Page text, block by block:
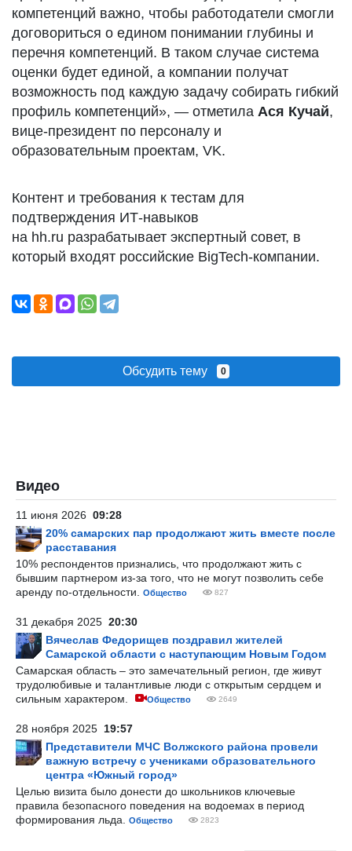
компетенций важно, чтобы работодатели смогли
договориться о едином понимании глубины и
перечня компетенций. В таком случае система
оценки будет единой, а компании получат
возможность под каждую задачу собирать гибкий
профиль компетенций», — отметила Ася Кучай,
вице-президент по персоналу и
образовательным проектам, VK.
Контент и требования к тестам для
подтверждения ИТ-навыков
на hh.ru разрабатывает экспертный совет, в
который входят российские BigTech-компании.
Обсудить тему 0
Видео
11 июня 2026 09:28
20% самарских пар продолжают жить вместе после
расставания
10% респондентов признались, что продолжают жить с
бывшим партнером из-за того, что не могут позволить себе
аренду по-отдельности.
Общество 827
31 декабря 2025 20:30
Вячеслав Федорищев поздравил жителей
Самарской области с наступающим Новым Годом
Самарская область – это замечательный регион, где живут
трудолюбивые и талантливые люди с открытым сердцем и
сильным характером.
Общество 2649
28 ноября 2025 19:57
Представители МЧС Волжского района провели
важную встречу с учениками образовательного
центра «Южный город»
Целью визита было донести до школьников ключевые
правила безопасного поведения на водоемах в период
формирования льда.
Общество 2823